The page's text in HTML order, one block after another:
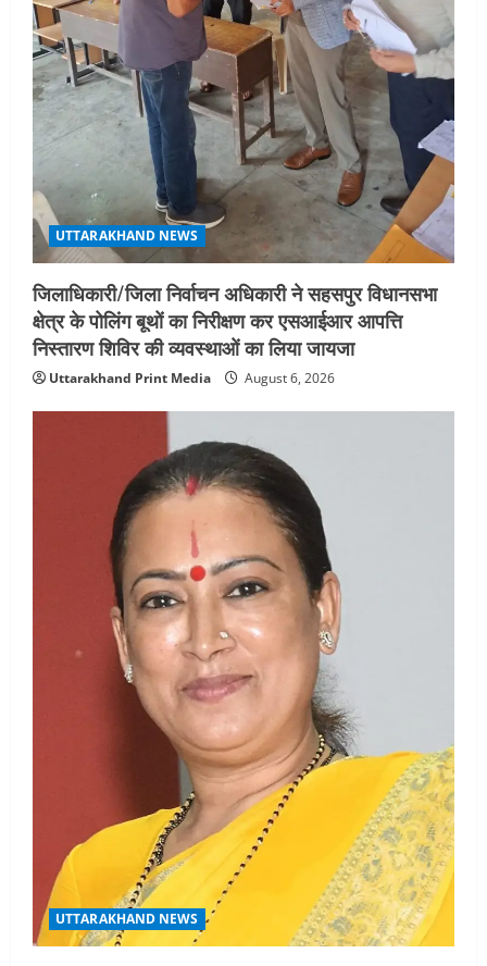
STATES NEWS
महाराज की राजस्थान के मुख्यमंत्री से
शिष्टाचार भेंट पर्यटन और सांस्कृतिक
गतिविधियों के विस्तार पर हुई चर्चा
August 4, 2026
UTTARAKHAND NEWS
जिलाधिकारी/जिला निर्वाचन अधिकारी ने सहसपुर विधानसभा
क्षेत्र के पोलिंग बूथों का निरीक्षण कर एसआईआर आपत्ति
निस्तारण शिविर की व्यवस्थाओं का लिया जायजा
Uttarakhand Print Media August 6, 2026
UTTARAKHAND NEWS